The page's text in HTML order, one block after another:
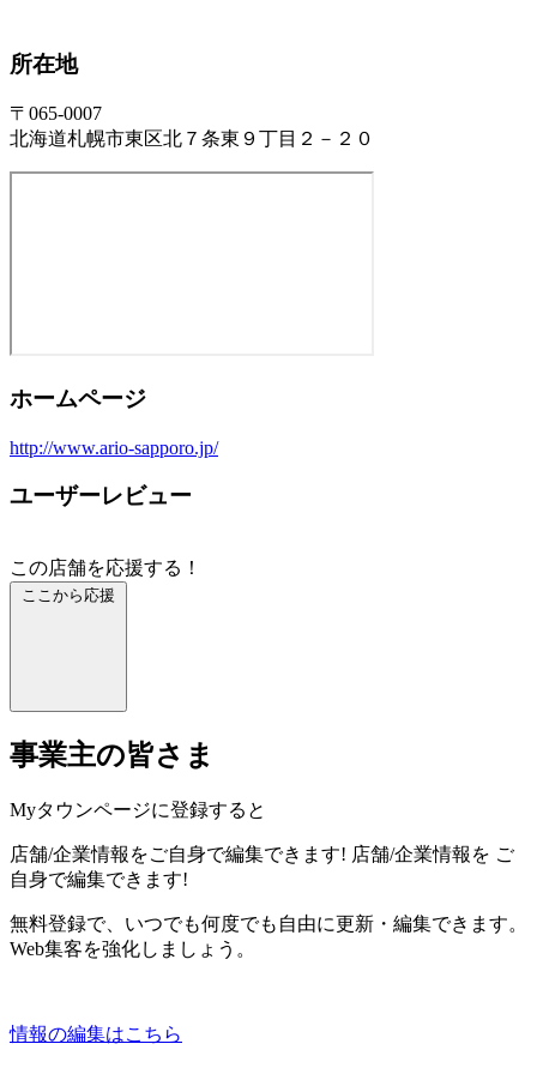
所在地
〒065-0007
北海道札幌市東区北７条東９丁目２－２０
ホームページ
http://www.ario-sapporo.jp/
ユーザーレビュー
この店舗を応援する！
ここから応援
事業主の皆さま
Myタウンページに登録すると
店舗/企業情報をご自身で編集できます! 店舗/企業情報を ご
自身で編集できます!
無料登録で、いつでも何度でも自由に更新・編集できます。
Web集客を強化しましょう。
情報の編集はこちら